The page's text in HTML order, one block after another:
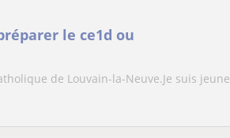
le ce1d ou
de Louvain-la-Neuve.Je suis